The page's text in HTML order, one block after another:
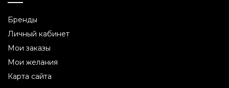
Бренды
Личный кабинет
Мои заказы
Мои желания
Карта сайта